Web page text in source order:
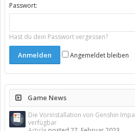
Passwort:
Hast du dein Passwort vergessen?
Angemeldet bleiben
Game News
Die Vorinstallation von Genshin
verfügbar